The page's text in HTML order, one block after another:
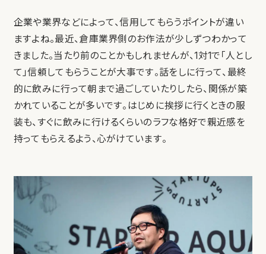
企業や業界などによって、信用してもらうポイントが違い
ますよね。最近、倉庫業界側のお作法が少しずつわかって
きました。当たり前のことかもしれませんが、1対1で「人とし
て」信頼してもらうことが大事です。話をしに行って、最終
的に飲みに行って朝まで過ごしていたりしたら、関係が築
かれていることが多いです。はじめに挨拶に行くときの服
装も、すぐに飲みに行けるくらいのラフな格好で親近感を
持ってもらえるよう、心がけています。